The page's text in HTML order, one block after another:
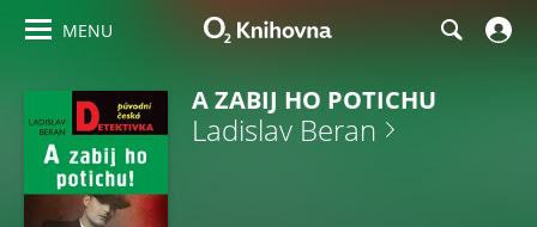
MENU
A ZABIJ HO POTICHU
Ladislav Beran